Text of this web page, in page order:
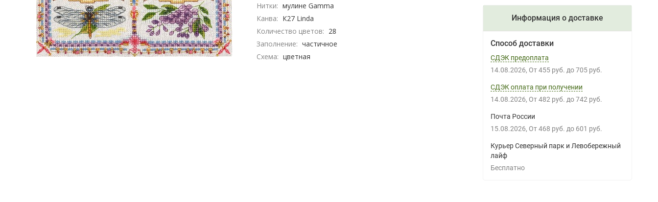
Нитки: мулине Gamma
Канва: К27 Linda
Количество цветов: 28
Заполнение: частичное
Схема: цветная
Информация о доставке
Способ доставки
СДЭК предоплата
14.08.2026 От 455 руб. до 705 руб.
СДЭК оплата при получении
14.08.2026 От 482 руб. до 742 руб.
Почта России
15.08.2026 От 468 руб. до 601 руб.
Курьер Северный парк и Левобережный
лайф
Бесплатно